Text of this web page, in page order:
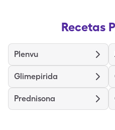
Recetas
Plenvu
Glimepirida
Prednisona